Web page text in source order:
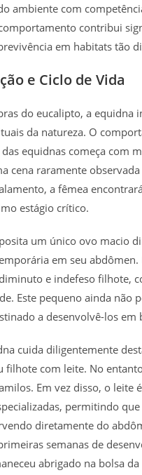
ambiente com
contribui
em habitats tão
e Ciclo de Vida
do eucalipto, a equidna
da natureza. O
equidnas começa com
cena raramente
a fêmea
estágio crítico.
um único ovo macio
em seu abdômen.
e indefeso filhote,
Este pequeno ainda não
a desenvolvê-los em
cuida diligentemente
filhote com leite. No
Em vez disso, o leite
permitindo
diretamente do
semanas de
abrigado na bolsa da